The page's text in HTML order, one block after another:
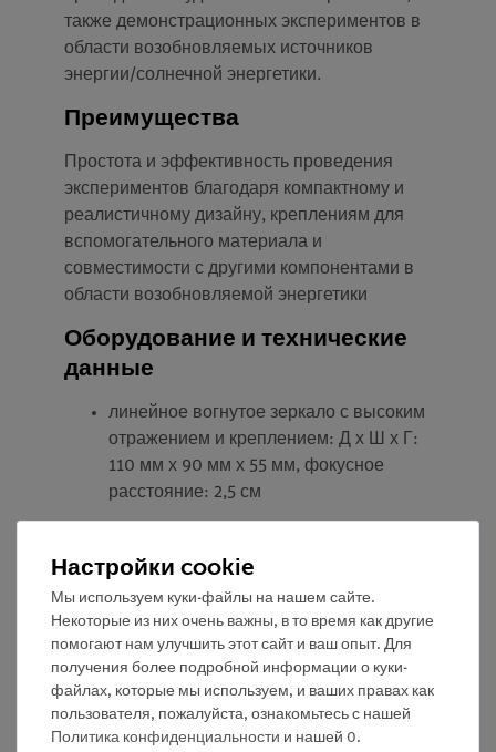
также демонстрационных экспериментов в
области возобновляемых источников
энергии/солнечной энергетики.
Преимущества
Простота и эффективность проведения
экспериментов благодаря компактному и
реалистичному дизайну, креплениям для
вспомогательного материала и
совместимости с другими компонентами в
области возобновляемой энергетики
Оборудование и технические
данные
линейное вогнутое зеркало с высоким
отражением и креплением: Д х Ш х Г:
110 мм х 90 мм х 55 мм, фокусное
расстояние: 2,5 см
покрытием и винтовой крышкой (тип
GL 18/8): 160 мм x 16 мм
стеклянная трубка: длина 250 мм,
диаметр 8 мм
Аксессуары
зажим, диаметр 16 мм, с монтажным
Настройки cookie
Мы используем куки-файлы на нашем сайте.
Некоторые из них очень важны, в то время как другие
помогают нам улучшить этот сайт и ваш опыт. Для
получения более подробной информации о куки-
файлах, которые мы используем, и ваших правах как
пользователя, пожалуйста, ознакомьтесь с нашей
Политика конфиденциальности и нашей 0.